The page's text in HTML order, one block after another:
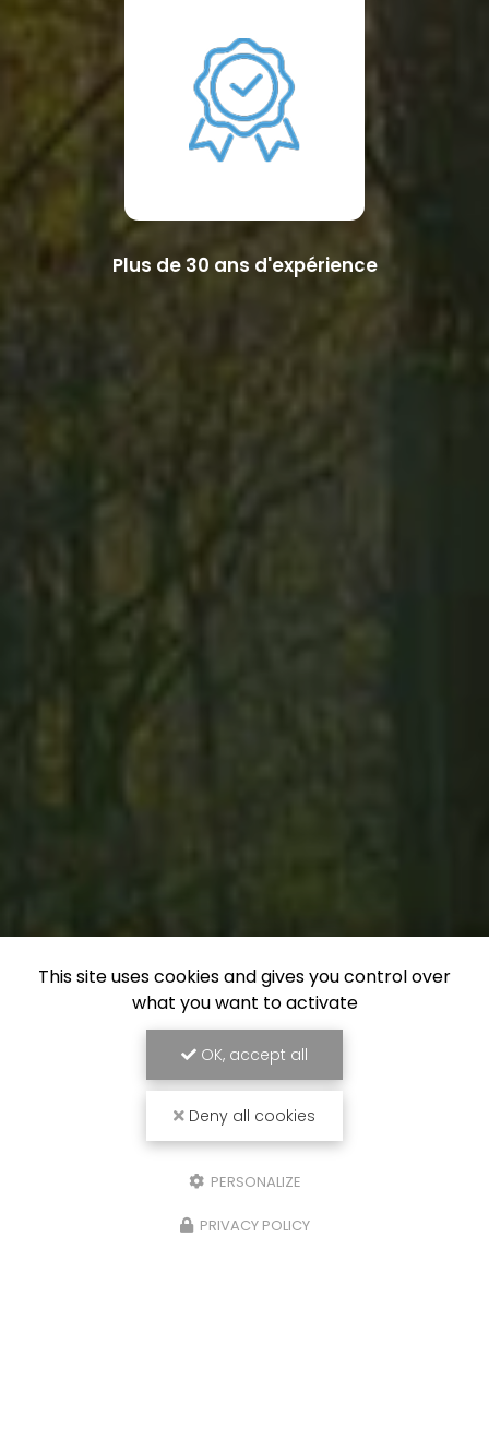
Plus de 30 ans d'expérience
This site uses cookies and gives you control over
what you want to activate
OK, accept all
Deny all cookies
PERSONALIZE
PRIVACY POLICY